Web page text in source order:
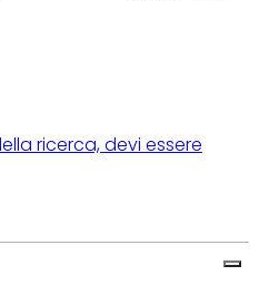
ricerca, devi essere